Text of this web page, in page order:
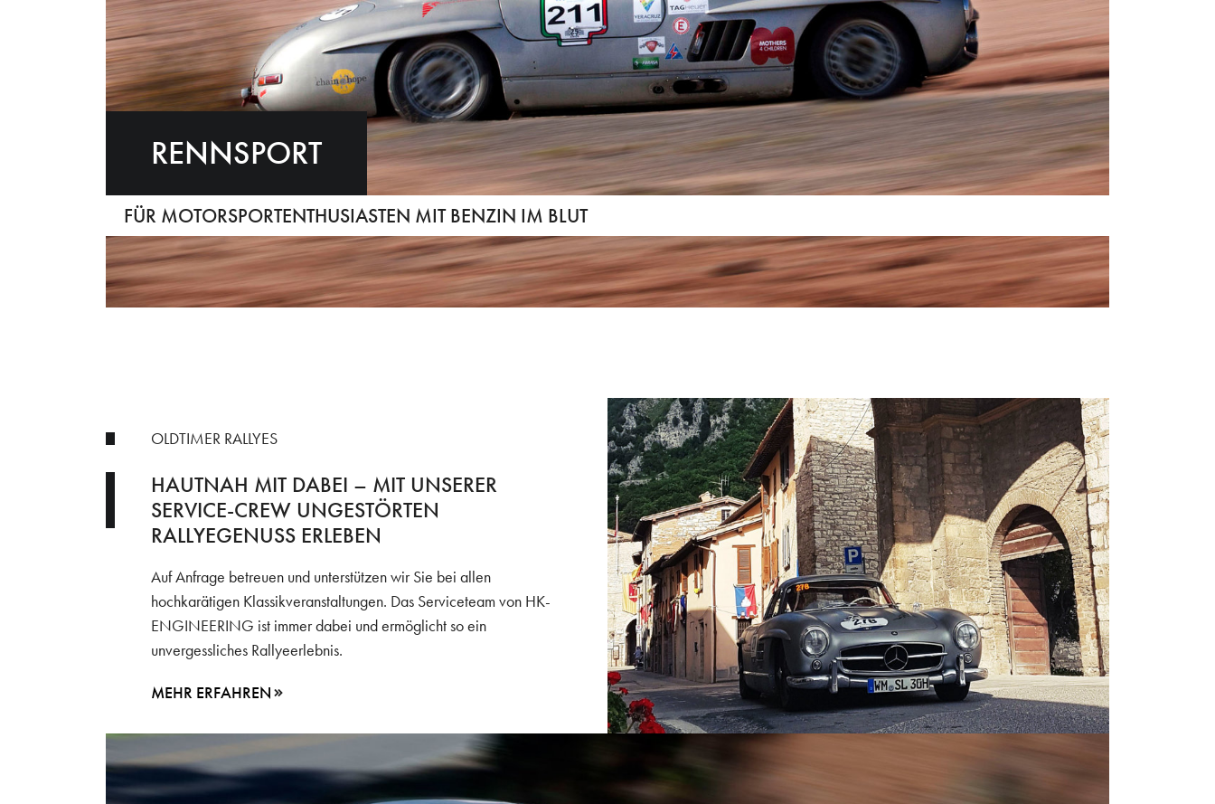
RENNSPORT
FÜR MOTORSPORTENTHUSIASTEN MIT BENZIN IM BLUT
OLDTIMER RALLYES
HAUTNAH MIT DABEI – MIT UNSERER
SERVICE-CREW UNGESTÖRTEN
RALLYEGENUSS ERLEBEN
Auf Anfrage betreuen und unterstützen wir Sie bei allen
hochkarätigen Klassikveranstaltungen. Das Serviceteam von HK-
ENGINEERING ist immer dabei und ermöglicht so ein
unvergessliches Rallyeerlebnis.
MEHR ERFAHREN